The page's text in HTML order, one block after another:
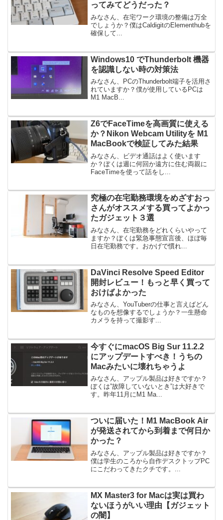
ってみてどうだった？
みなさん、在宅ワーク環境の整備は万全
でしょうか？僕はCaldigitのElementhubを
確保して...
Windows10 でThunderbolt 機器
を認識しない時の対策法
みなさん、PCのThunderbolt端子を活用さ
れていますか？僕が使用しているPCは
M1 MacB...
Z6でFaceTimeを高画質に使える
か？Nikon Webcam Utilityを M1
MacBookで検証してみた結果
みなさん、ビデオ通話はよく使います
か？ぼくは週に何回か遠方に住む両親に
FaceTimeを使って話をし...
究極の在宅勤務環境をめざすおっ
さんがオススメする買ってよかっ
たガジェット３選
みなさん、在宅勤務をどれくらいやって
ますか？ぼくは緊急事態宣言後、ほぼ毎
日在宅勤務です。おかげで慣れ...
DaVinci Resolve Speed Editor
開封レビュー！もっと早く買って
おけばよかった
みなさん、YouTuberの仕事と言えばどん
なものを想像するでしょうか？一生懸命
カメラを持って撮影す...
今すぐにmacOS Big Sur 11.2.2
にアップデートすべき！うちの
Macみたいに壊れちゃうよ
みなさん、アップル製品は好きですか？
ぼくは”故障していないとき”は大好きで
す。昨年11月にM1 Ma...
ついに届いた！M1 MacBook Air
が発送されてから到着まで何日か
かった？
みなさん、アップル製品は好きですか？
僕は学生のころから自作デスクトップPC
にこだわってきたクチです。...
MX Master3 for Macは実は買わ
ないほうがいい理由【ガジェット
の闇】